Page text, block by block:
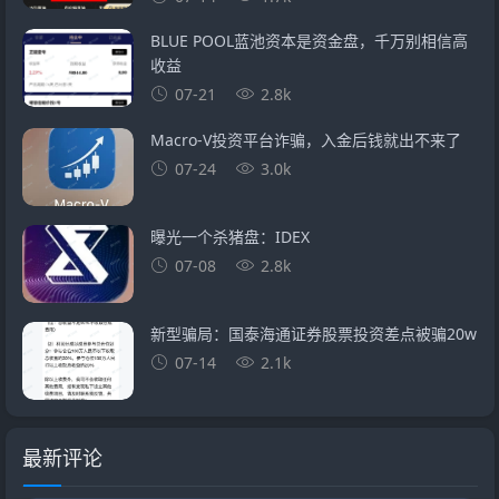
BLUE POOL蓝池资本是资金盘，千万别相信高
收益
07-21
2.8k
Macro-V投资平台诈骗，入金后钱就出不来了
07-24
3.0k
曝光一个杀猪盘：IDEX
07-08
2.8k
新型骗局：国泰海通证券股票投资差点被骗20w
07-14
2.1k
最新评论